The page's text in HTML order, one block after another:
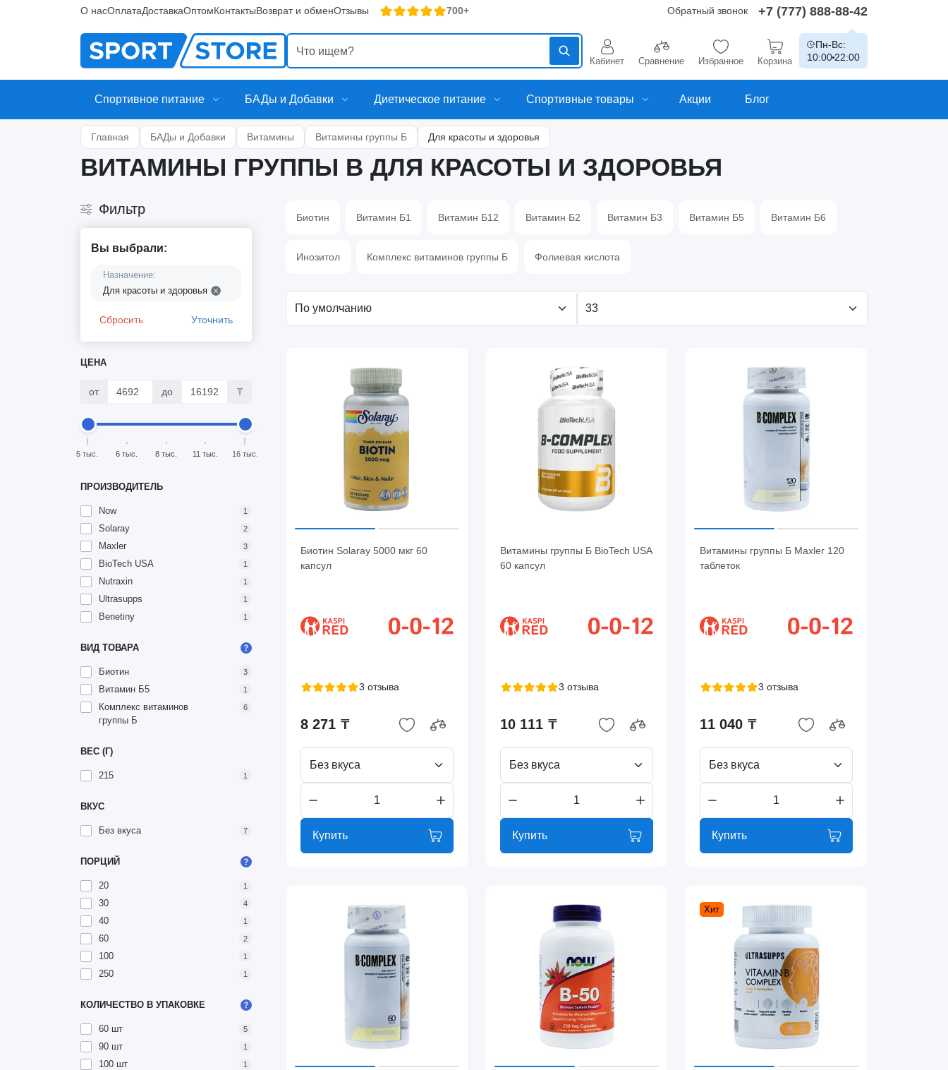
О насОплатаДоставкаОптомКонтактыВозврат и обменОтзывы 700+ Обратный звонок +7 (777) 888-88-42
Кабинет Сравнение Избранное Корзина
Пн-Вс:
10:00 22:00
Спортивное питание БАДы и Добавки Диетическое питание Спортивные товары Акции Блог
Главная БАДы и Добавки Витамины Витамины группы Б Для красоты и здоровья
ВИТАМИНЫ ГРУППЫ B ДЛЯ КРАСОТЫ И ЗДОРОВЬЯ
Фильтр
Вы выбрали:
Назначение:
Для красоты и здоровья
Сбросить Уточнить
ЦЕНА
от до ₸
5 тыс. 6 тыс. 8 тыс. 11 тыс. 16 тыс.
ПРОИЗВОДИТЕЛЬ
Now 1
Solaray 2
Maxler 3
BioTech USA 1
Nutraxin 1
Ultrasupps 1
Benetiny 1
ВИД ТОВАРА
Биотин 3
Витамин Б5 1
Комплекс витаминов
группы Б
6
ВЕС (Г)
215 1
ВКУС
Без вкуса 7
ПОРЦИЙ
20 1
30 4
40 1
60 2
100 1
250 1
КОЛИЧЕСТВО В УПАКОВКЕ
60 шт 5
90 шт 1
100 шт 1
Биотин Витамин Б1 Витамин Б12 Витамин Б2 Витамин Б3 Витамин Б5 Витамин Б6
Инозитол Комплекс витаминов группы Б Фолиевая кислота
Биотин Solaray 5000 мкг 60
капсул
3 отзыва
8 271 ₸
Без вкуса
Купить
Витамины группы Б BioTech USA
60 капсул
3 отзыва
10 111 ₸
Без вкуса
Купить
Витамины группы Б Maxler 120
таблеток
3 отзыва
11 040 ₸
Без вкуса
Купить
Хит